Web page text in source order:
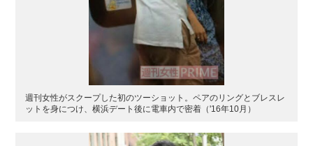
週刊女性がスクープした初のツーショット。ペアのリングとブレスレ
ットを身につけ、横浜デート後に電車内で密着（'16年10月）